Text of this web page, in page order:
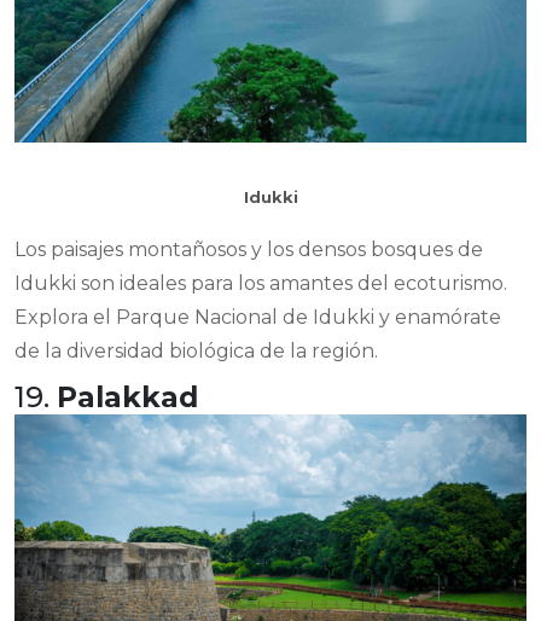
Idukki
Los paisajes montañosos y los densos bosques de
Idukki son ideales para los amantes del ecoturismo.
Explora el Parque Nacional de Idukki y enamórate
de la diversidad biológica de la región.
19. Palakkad